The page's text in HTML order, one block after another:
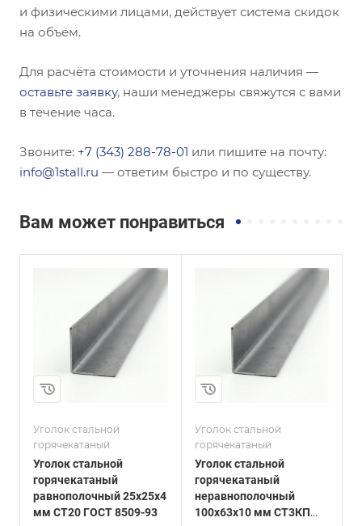
и физическими лицами, действует система скидок
на объём.
Для расчёта стоимости и уточнения наличия —
оставьте заявку, наши менеджеры свяжутся с вами
в течение часа.
Звоните: +7 (343) 288-78-01 или пишите на почту:
info@1stall.ru — ответим быстро и по существу.
Вам может понравиться
Уголок стальной
горячекатаный
Уголок стальной
горячекатаный
равнополочный 25х25х4
мм СТ20 ГОСТ 8509-93
Неравнополочны
Высота, мм
Толщина, мм
СТ3КП
ГОСТ, ТУ
ГОСТ 8510-86
Технология
изготовления
Горячекатаный
Уголок стальной
горячекатаный
Уголок стальной
горячекатаный
неравнополочный
100х63х10 мм СТ3КП
Неравнополочны
Высота, мм
Толщина, мм
С345
ГОСТ, ТУ
ГОСТ 8510-86
Технология
изготовления
Горячекатаный